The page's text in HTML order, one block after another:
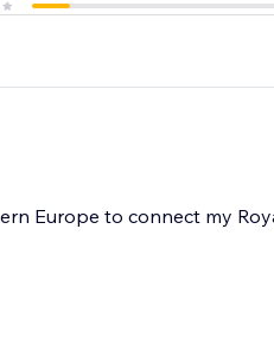
Europe to connect my